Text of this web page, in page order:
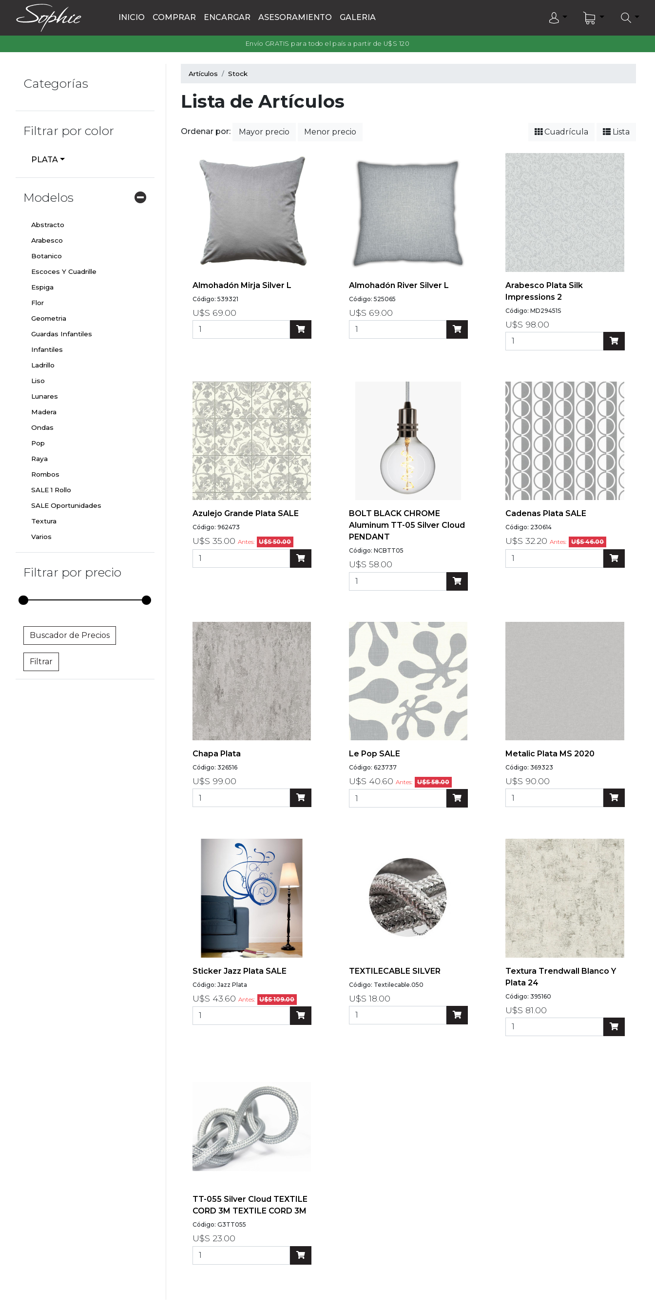
INICIO COMPRAR ENCARGAR ASESORAMIENTO GALERIA
Envío GRATIS para todo el país a partir de U$S 120
Categorías
Filtrar por color
PLATA
Modelos
Abstracto
Arabesco
Botanico
Escoces Y Cuadrille
Espiga
Flor
Geometria
Guardas Infantiles
Infantiles
Ladrillo
Liso
Lunares
Madera
Ondas
Pop
Raya
Rombos
SALE 1 Rollo
SALE Oportunidades
Textura
Varios
Filtrar por precio
Artículos Stock
Lista de Artículos
Ordenar por: Mayor precio Menor precio Cuadrícula Lista
Almohadón Mirja Silver L
Código: 539321
U$S 69.00
Almohadón River Silver L
Código: 525065
U$S 69.00
Arabesco Plata Silk
Impressions 2
Código: MD29451S
U$S 98.00
Azulejo Grande Plata SALE
Código: 962473
U$S 35.00 Antes: U$S 50.00
BOLT BLACK CHROME
Aluminum TT-05 Silver Cloud
PENDANT
Código: NCBTT05
U$S 58.00
Cadenas Plata SALE
Código: 230614
U$S 32.20Antes: U$S 46.00
Chapa Plata
Código: 326516
U$S 99.00
Le Pop SALE
Código: 623737
U$S 40.60 Antes: U$S 58.00
Metalic Plata MS 2020
Código: 369323
U$S 90.00
Sticker Jazz Plata SALE
Código: Jazz Plata
U$S 43.60 Antes: U$S 109.00
TEXTILECABLE SILVER
Código: Textilecable.050
U$S 18.00
Textura Trendwall Blanco Y
Plata 24
Código: 395160
U$S 81.00
TT-055 Silver Cloud TEXTILE
CORD 3M TEXTILE CORD 3M
Código: G3TT055
U$S 23.00